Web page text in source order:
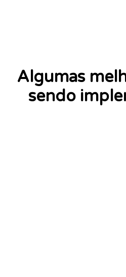
Algumas
sendo